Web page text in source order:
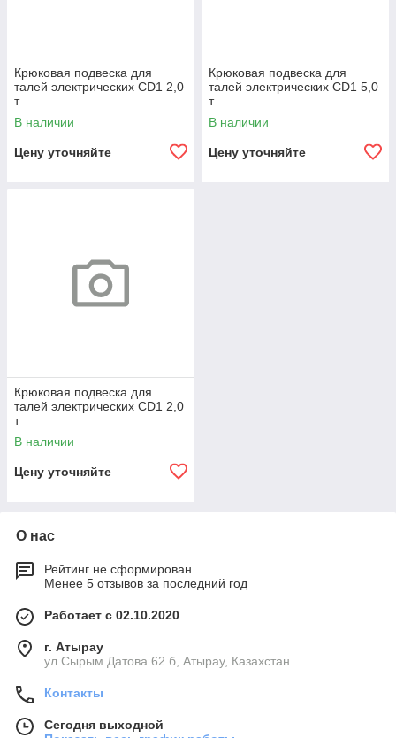
Крюковая подвеска для
талей электрических CD1 2,0
т
В наличии
Цену уточняйте
Крюковая подвеска для
талей электрических CD1 5,0
т
В наличии
Цену уточняйте
Крюковая подвеска для
талей электрических CD1 2,0
т
В наличии
Цену уточняйте
О нас
Рейтинг не сформирован
Менее 5 отзывов за последний год
Работает с 02.10.2020
г. Атырау
ул.Сырым Датова 62 б, Атырау, Казахстан
Контакты
Сегодня выходной